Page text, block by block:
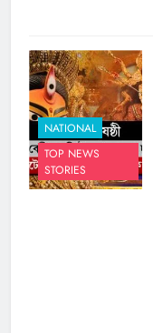
NATIONAL
TOP NEWS
STORIES